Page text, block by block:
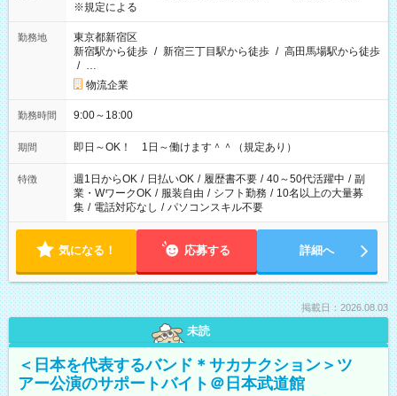
※規定による
勤務地
東京都新宿区
新宿駅から徒歩 / 新宿三丁目駅から徒歩 / 高田馬場駅から徒歩
/ …
物流企業
勤務時間 9:00～18:00
期間 即日～OK！ 1日～働けます＾＾（規定あり）
特徴 週1日からOK / 日払いOK / 履歴書不要 / 40～50代活躍中 / 副
業・WワークOK / 服装自由 / シフト勤務 / 10名以上の大量募
集 / 電話対応なし / パソコンスキル不要
気になる！ 応募する 詳細へ
掲載日：2026.08.03
未読
＜日本を代表するバンド＊サカナクション＞ツ
アー公演のサポートバイト＠日本武道館